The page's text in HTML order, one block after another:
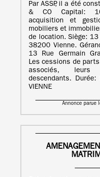
Par ASSP, il a été
& CO Capital:
acquisition et
mobiliers et
de location. Siège: 13
38200 Vienne.
13 Rue Germain
Les cessions de
associés, leurs
descendants.
VIENNE
Annonce